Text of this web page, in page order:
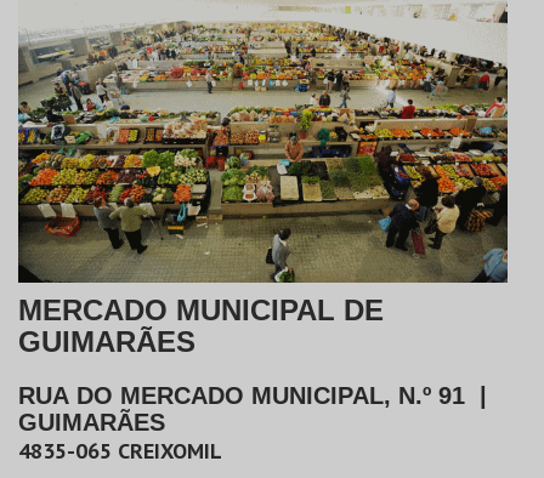
CARTÕES
PRODUTOS
MERCADO MUNICIPAL DE
GUIMARÃES
RUA DO MERCADO MUNICIPAL, N.º 91
GUIMARÃES
4835-065 CREIXOMIL